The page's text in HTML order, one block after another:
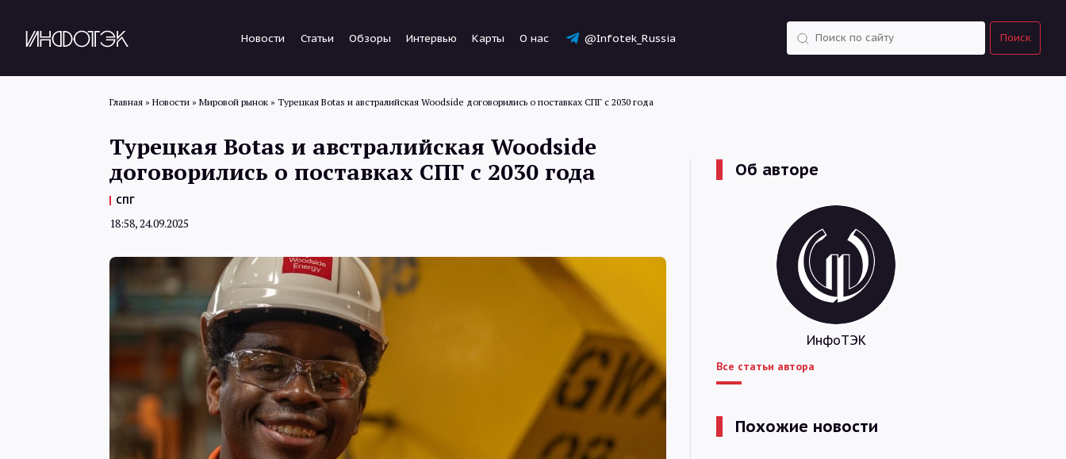
Новости Статьи Обзоры Интервью Карты О нас @Infotek_Russia Поиск
Статьи
Интервью
Карты
Главная » Новости » Мировой рынок » Турецкая Botas и австралийская Woodside договорились о поставках СПГ с 2030 года
Турецкая Botas и австралийская Woodside
договорились о поставках СПГ с 2030 года
СПГ
18:58, 24.09.2025
Об авторе
ИнфоТЭК
Все статьи автора
Похожие новости